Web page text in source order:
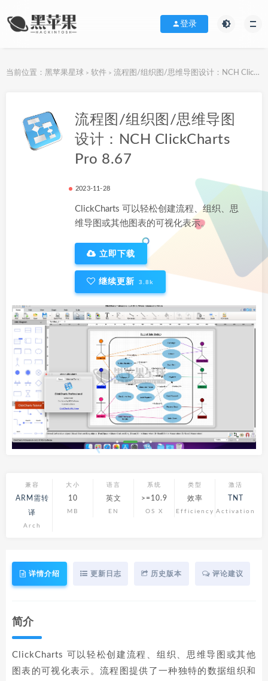
登录
当前位置： 黑苹果星球 > 软件 > 流程图/组织图/思维导图设计：NCH ClickCharts Pro 8.67
流程图/组织图/思维导图
设计：NCH ClickCharts
Pro 8.67
2023-11-28
ClickCharts 可以轻松创建流程、组织、思
维导图或其他图表的可视化表示。
立即下载
继续更新 3.8k
兼容
ARM需转
译
Arch
大小
10
MB
语言
英文
EN
系统
>=10.9
OS X
类型
效率
Efficiency
激活
TNT
Activation
详情介绍 更新日志 历史版本 评论建议
简介
ClickCharts 可以轻松创建流程、组织、思维导图或其他
图表的可视化表示。流程图提供了一种独特的数据组织和